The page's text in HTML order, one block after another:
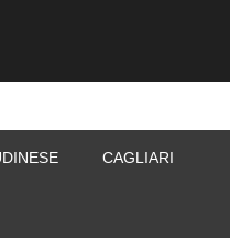
CAGLIARI